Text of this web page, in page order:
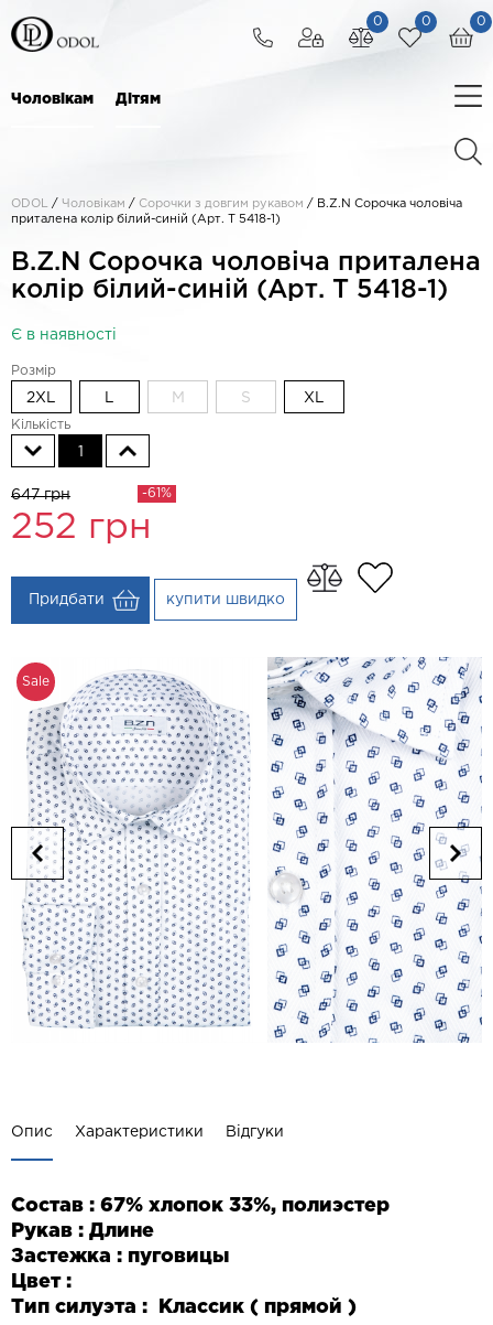
0
0
0
Чоловікам Дітям
ODOL / Чоловікам / Сорочки з довгим рукавом / B.Z.N Сорочка чоловіча
приталена колір білий-синій (Арт. T 5418-1)
B.Z.N Сорочка чоловіча приталена
колір білий-синій (Арт. T 5418-1)
Є в наявності
Розмір
2XL M S XL
Кількість
647 грн
252 грн
-61%
Придбати купити швидко
Sale
Опис Характеристики Відгуки
Состав : 67% хлопок 33%, полиэстер
Рукав : Длине
Застежка : пуговицы
Цвет :
Тип силуэта : Классик ( прямой )